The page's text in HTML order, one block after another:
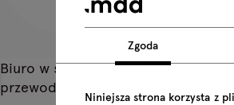
Biuro w stylu industrialnym -
przewodnik po aranżacji loftowej
Zgoda
Niniejsza strona korzysta z